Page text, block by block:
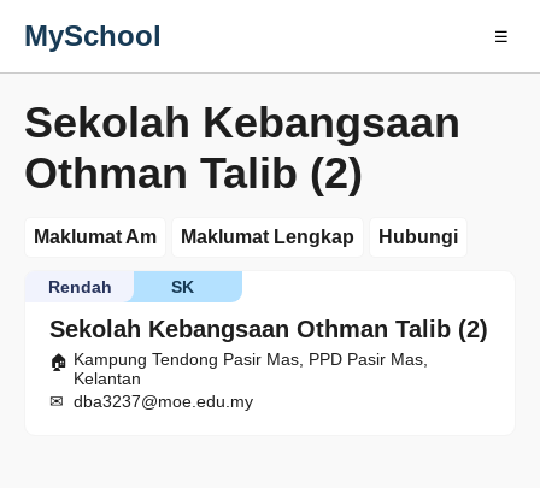
MySchool ☰
Sekolah Kebangsaan
Othman Talib (2)
Maklumat Am Maklumat Lengkap Hubungi
Sekolah Kebangsaan Othman Talib (2)
SK
Rendah
Kampung Tendong Pasir Mas, PPD Pasir Mas,
Kelantan
dba3237@moe.edu.my